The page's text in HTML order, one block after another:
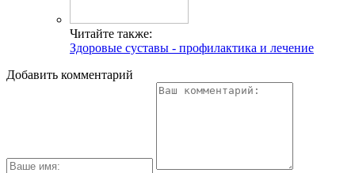
Читайте также:
Здоровые суставы - профилактика и лечение
Добавить комментарий